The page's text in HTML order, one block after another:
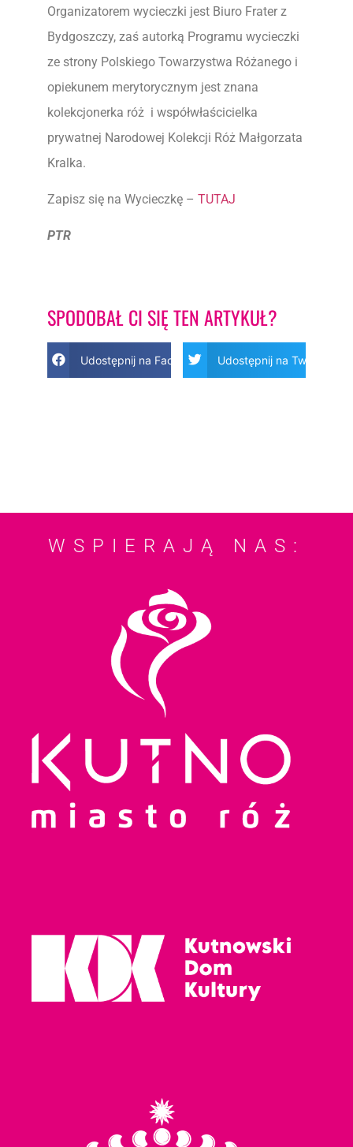
Organizatorem wycieczki jest Biuro Frater z
Bydgoszczy, zaś autorką Programu wycieczki
ze strony Polskiego Towarzystwa Różanego i
opiekunem merytorycznym jest znana
kolekcjonerka róż i współwłaścicielka
prywatnej Narodowej Kolekcji Róż Małgorzata
Kralka.
Zapisz się na Wycieczkę – TUTAJ
PTR
SPODOBAŁ CI SIĘ TEN ARTYKUŁ?
Udostępnij na Facebook Udostępnij na Twitter
WSPIERAJĄ NAS: